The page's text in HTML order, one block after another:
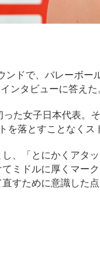
ドで、バレーボー
ンタビューに答えた
た女子日本代表。
を落とすことなくス
、「とにかくアタ
ミドルに厚くマー
すために意識した点